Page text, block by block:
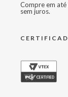
Compre em
sem juros.